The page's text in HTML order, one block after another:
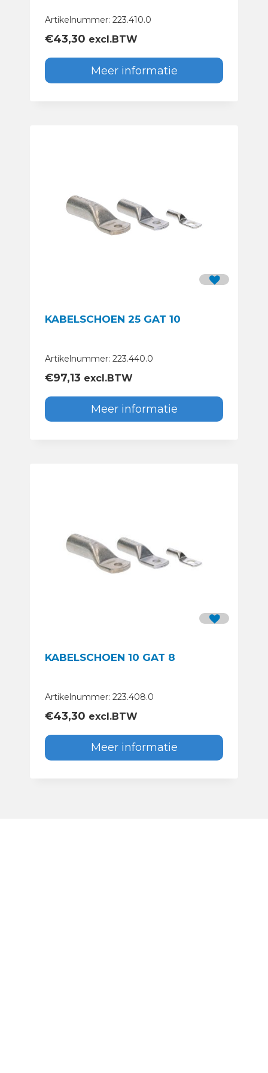
Artikelnummer: 223.410.0
€43,30 excl.BTW
Meer informatie
KABELSCHOEN 25 GAT 10
Artikelnummer: 223.440.0
€97,13 excl.BTW
Meer informatie
KABELSCHOEN 10 GAT 8
Artikelnummer: 223.408.0
€43,30 excl.BTW
Meer informatie